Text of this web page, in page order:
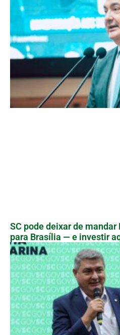
SC pode deixar de
para Brasília — e investir